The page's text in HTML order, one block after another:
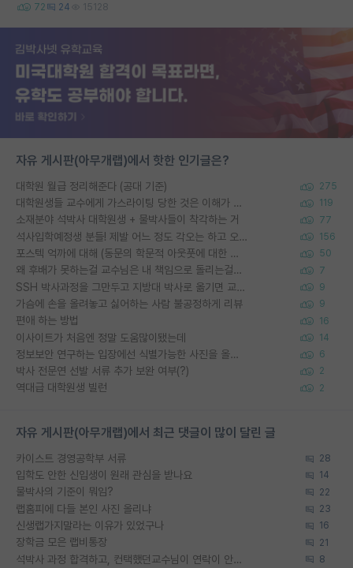
72 24 15128
자유 게시판(아무개랩)에서 핫한 인기글은?
대학원 월급 정리해준다 (공대 기준) 275
대학원생들 교수에게 가스라이팅 당한 것은 이해가 갑니다. 안타깝네요. 119
소재분야 석박사 대학원생 + 물박사들이 착각하는 거 77
석사입학예정생 분들! 제발 어느 정도 각오는 하고 오세요. 156
포스텍 억까에 대해 (동문의 학문적 아웃풋에 대한 반박) 50
왜 후배가 못하는걸 교수님은 내 책임으로 돌리는걸까요? 7
SSH 박사과정을 그만두고 지방대 박사로 옮기면 교수의 꿈은 끝일까요? 9
가슴에 손을 올려놓고 싫어하는 사람 불공정하게 리뷰 9
편애 하는 방법 16
이사이트가 처음엔 정말 도움많이됐는데 14
정보보안 연구하는 입장에선 식별가능한 사진을 올리는건 비추이긴함 6
박사 전문연 선발 서류 추가 보완 여부(?) 2
역대급 대학원생 빌런 2
자유 게시판(아무개랩)에서 최근 댓글이 많이 달린 글
카이스트 경영공학부 서류 28
입학도 안한 신입생이 원래 관심을 받나요 14
물박사의 기준이 뭐임? 22
랩홈피에 다들 본인 사진 올리냐 23
신생랩가지말라는 이유가 있었구나 16
장학금 모은 랩비통장 21
석박사 과정 합격하고, 컨택했던교수님이 연락이 안됩니다... 8